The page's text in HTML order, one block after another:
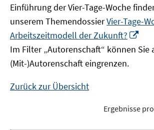
Einführung der Vier-Tage-Woche
unserem ThemendossierVier-Tage-
Arbeitszeitmodell der Zukunft?
Im Filter „Autorenschaft“ können Sie
(Mit-)Autorenschaft eingrenzen.
Zurück zur Übersicht
Ergebnisse